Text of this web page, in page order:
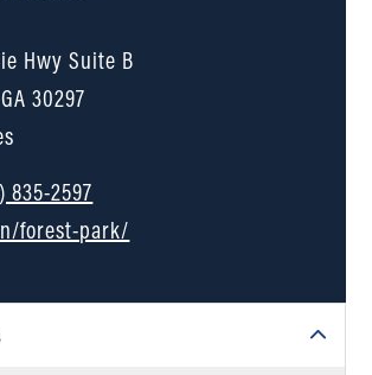
Hwy Suite B
GA30297
835-2597
forest-park/